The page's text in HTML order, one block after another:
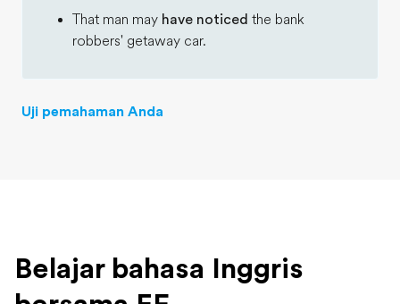
That man may have noticed the bank
robbers' getaway car.
Uji pemahaman Anda
Belajar bahasa Inggris